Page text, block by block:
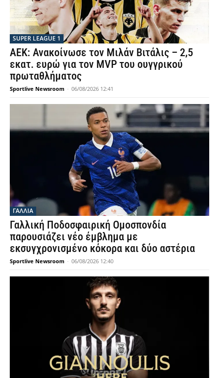
SUPER LEAGUE 1
ΑΕΚ: Ανακοίνωσε τον Μιλάν Βιτάλις – 2,5
εκατ. ευρώ για τον MVP του ουγγρικού
πρωταθλήματος
Sportlive Newsroom - 06/08/2026 12:41
ΓΑΛΛΙΑ
Γαλλική Ποδοσφαιρική Ομοσπονδία
παρουσιάζει νέο έμβλημα με
εκσυγχρονισμένο κόκορα και δύο αστέρια
Sportlive Newsroom - 06/08/2026 12:40